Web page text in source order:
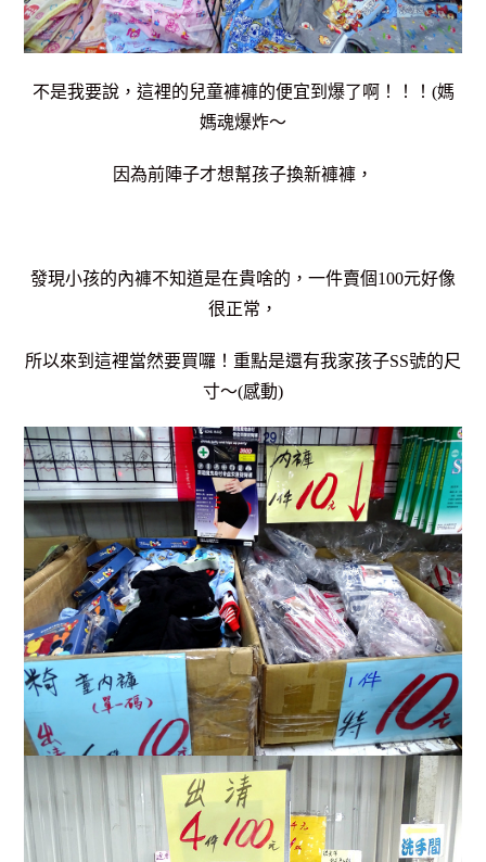
不是我要說，這裡的兒童褲褲的便宜到爆了啊！！！(媽
媽魂爆炸～
因為前陣子才想幫孩子換新褲褲，
發現小孩的內褲不知道是在貴啥的，一件賣個100元好像
很正常，
所以來到這裡當然要買囉！重點是還有我家孩子SS號的尺
寸～(感動)